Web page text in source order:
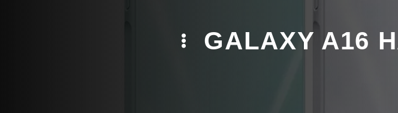
GALAXY A16